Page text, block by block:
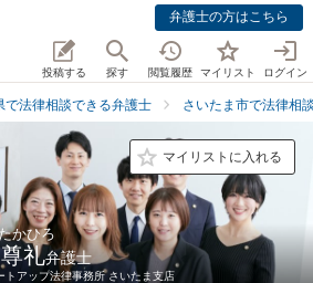
弁護士の方はこちら
投稿する 探す 閲覧履歴 マイリスト ログイン
で法律相談できる弁護士 さいたま市で法律相
マイリストに入れる
かひろ
礼弁護士
トアップ法律事務所 さいたま支店